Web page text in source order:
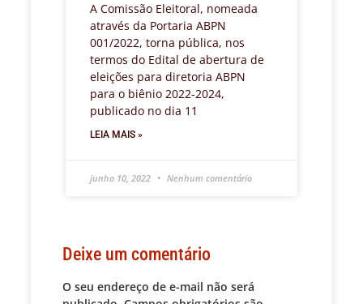
A Comissão Eleitoral, nomeada
através da Portaria ABPN
001/2022, torna pública, nos
termos do Edital de abertura de
eleições para diretoria ABPN
para o biênio 2022-2024,
publicado no dia 11
LEIA MAIS »
junho 10, 2022 Nenhum comentário
Deixe um comentário
O seu endereço de e-mail não será